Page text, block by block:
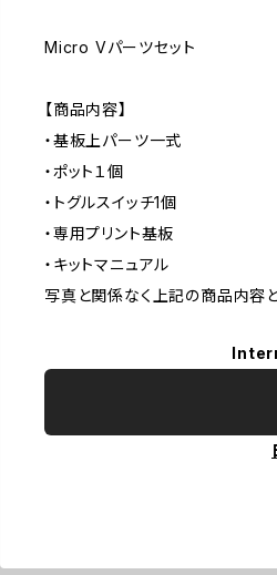
Micro Vパーツセット
【商品内容】
・基板上パーツ一式
・ポット１個
・トグルスイッチ1個
・専用プリント基板
・キットマニュアル
写真と関係なく上記の商品内容と